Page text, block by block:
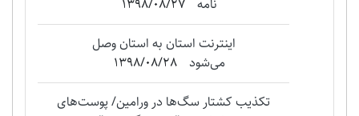
نامه 1398/08/27
اینترنت استان به استان وصل
می‌شود
1398/08/28
تکذیب کشتار سگ‌ها در ورامین/ پوست‌های